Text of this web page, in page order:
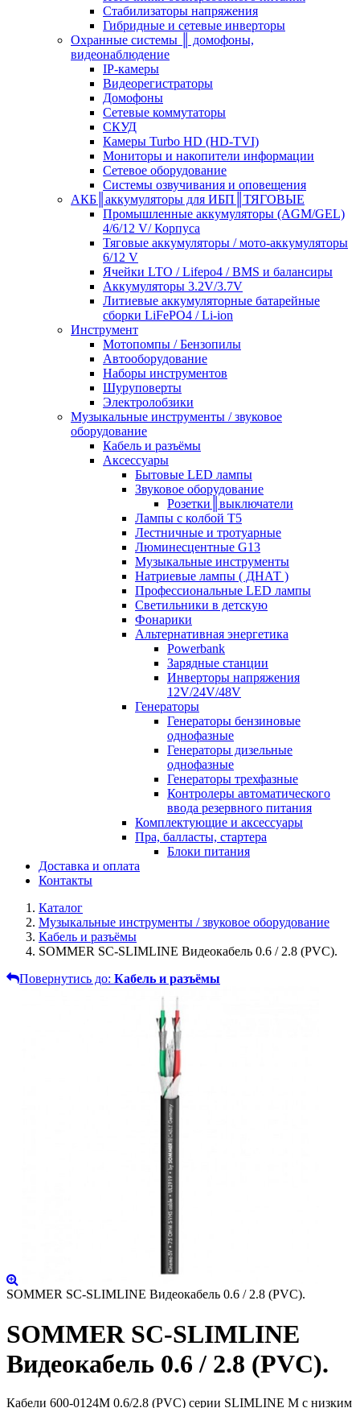
Стабилизаторы напряжения
Гибридные и сетевые инверторы
Охранные системы ║ домофоны,
видеонаблюдение
IP-камеры
Видеорегистраторы
Домофоны
Сетевые коммутаторы
СКУД
Камеры Turbo HD (HD-TVI)
Мониторы и накопители информации
Сетевое оборудование
Системы озвучивания и оповещения
АКБ║аккумуляторы для ИБП║ТЯГОВЫЕ
Промышленные аккумуляторы (AGM/GEL)
4/6/12 V/ Корпуса
Тяговые аккумуляторы / мото-аккумуляторы
6/12 V
Ячейки LTO / Lifepo4 / BMS и балансиры
Аккумуляторы 3.2V/3.7V
Литиевые аккумуляторные батарейные
сборки LiFePO4 / Li-ion
Инструмент
Мотопомпы / Бензопилы
Автооборудование
Наборы инструментов
Шуруповерты
Электролобзики
Музыкальные инструменты / звуковое
оборудование
Кабель и разъёмы
Аксессуары
Бытовые LED лампы
Звуковое оборудование
Розетки║выключатели
Лампы с колбой Т5
Лестничные и тротуарные
Люминесцентные G13
Музыкальные инструменты
Натриевые лампы ( ДНАТ )
Профессиональные LED лампы
Светильники в детскую
Фонарики
Альтернативная энергетика
Powerbank
Зарядные станции
Инверторы напряжения
12V/24V/48V
Генераторы
Генераторы бензиновые
однофазные
Генераторы дизельные
однофазные
Генераторы трехфазные
Контролеры автоматического
ввода резервного питания
Комплектующие и аксессуары
Пра, балласты, стартера
Блоки питания
Доставка и оплата
Контакты
Каталог
Музыкальные инструменты / звуковое оборудование
Кабель и разъёмы
SOMMER SC-SLIMLINE Видеокабель 0.6 / 2.8 (PVC).
Повернутись до: Кабель и разъёмы
SOMMER SC-SLIMLINE Видеокабель 0.6 / 2.8 (PVC).
SOMMER SC-SLIMLINE
Видеокабель 0.6 / 2.8 (PVC).
Кабели 600-0124M 0.6/2.8 (PVC) серии SLIMLINE M с низким